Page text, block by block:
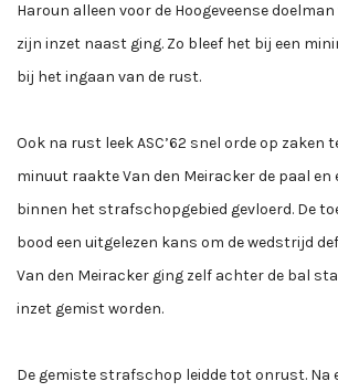
Haroun alleen voor de Hoogeveense
zijn inzet naast ging. Zo bleef het bij een
bij het ingaan van de rust.
Ook na rust leek ASC’62 snel orde op zaken
minuut raakte Van den Meiracker de paal en
binnen het strafschopgebied gevloerd. De
bood een uitgelezen kans om de wedstrijd
Van den Meiracker ging zelf achter de bal
inzet gemist worden.
De gemiste strafschop leidde tot onrust.